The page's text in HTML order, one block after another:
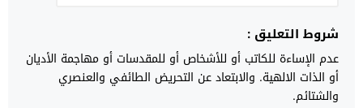
شروط التعليق :
عدم الإساءة للكاتب أو للأشخاص أو للمقدسات أو مهاجمة الأديان
أو الذات الالهية. والابتعاد عن التحريض الطائفي والعنصري
والشتائم.